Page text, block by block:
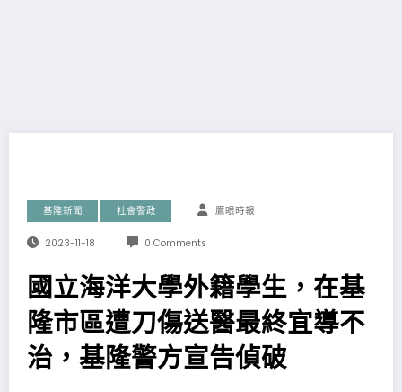
基隆新聞 社會警政 鷹眼時報
2023-11-18 0 Comments
國立海洋大學外籍學生，在基
隆市區遭刀傷送醫最終宜導不
治，基隆警方宣告偵破